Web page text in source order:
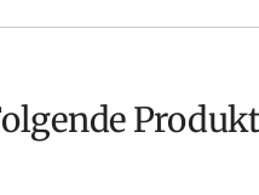
Folgende